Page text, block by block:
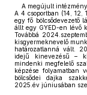
A megújult
A 4 csoportban (14,
egy fő bölcsődevezető
állt egy GYED-en lévő
Továbbá
kisgyermeknevelő
határozatlanná vált.
idejű kinevezésű –
mindenki megfelelő
képzése folyamatban
bölcsődei dajka
2025.év júniusában